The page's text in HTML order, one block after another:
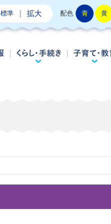
標準 拡大 配色 青 黄
防災・防犯・災害情報
くらし・手